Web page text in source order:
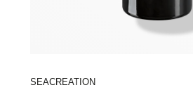
SEACREATION